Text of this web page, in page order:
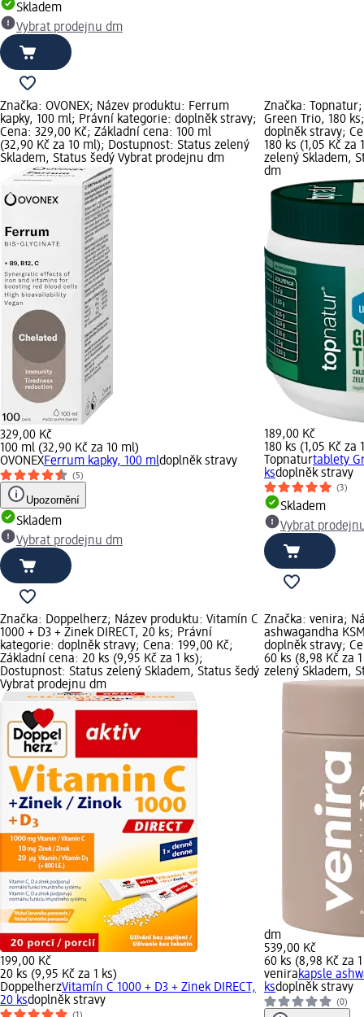
Skladem
Vybrat prodejnu dm
Značka: OVONEX; Název produktu: Ferrum
kapky, 100 ml; Právní kategorie: doplněk stravy;
Cena: 329,00 Kč; Základní cena: 100 ml
(32,90 Kč za 10 ml); Dostupnost: Status zelený
Skladem, Status šedý Vybrat prodejnu dm
329,00 Kč
100 ml (32,90 Kč za 10 ml)
OVONEXFerrum kapky, 100 mldoplněk stravy
(5)
Upozornění
Skladem
Vybrat prodejnu dm
Značka:
Green Trio, 180
doplněk stravy;
180 ks (1,05 Kč
zelený Skladem,
dm
189,00 Kč
180 ks (1,05 Kč za
Topnaturtablety
ksdoplněk stravy
(3)
Skladem
Vybrat
Značka: Doppelherz; Název produktu: Vitamín C
1000 + D3 + Zinek DIRECT, 20 ks; Právní
kategorie: doplněk stravy; Cena: 199,00 Kč;
Základní cena: 20 ks (9,95 Kč za 1 ks);
Dostupnost: Status zelený Skladem, Status šedý
Vybrat prodejnu dm
199,00 Kč
20 ks (9,95 Kč za 1 ks)
DoppelherzVitamín C 1000 + D3 + Zinek DIRECT,
20 ksdoplněk stravy
Značka: venira;
ashwagandha
doplněk stravy;
60 ks (8,98 Kč za
zelený Skladem,
dm
539,00 Kč
60 ks (8,98 Kč za
venirakapsle
ksdoplněk stravy
(0)